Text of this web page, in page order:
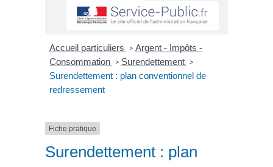
Accueil particuliers > Argent - Impôts -
Consommation > Surendettement >
Surendettement : plan conventionnel de
redressement
Fiche pratique
Surendettement : plan